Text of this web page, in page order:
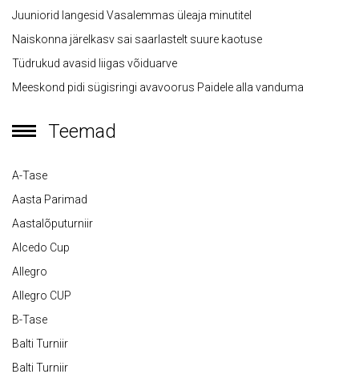
Juuniorid langesid Vasalemmas üleaja minutitel
Naiskonna järelkasv sai saarlastelt suure kaotuse
Tüdrukud avasid liigas võiduarve
Meeskond pidi sügisringi avavoorus Paidele alla vanduma
Teemad
A-Tase
Aasta Parimad
Aastalõputurniir
Alcedo Cup
Allegro
Allegro CUP
B-Tase
Balti Turniir
Balti Turniir